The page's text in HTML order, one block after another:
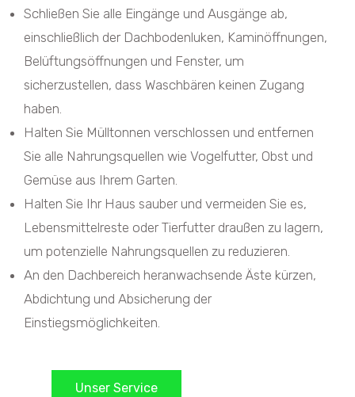
Schließen Sie alle Eingänge und Ausgänge ab,
einschließlich der Dachbodenluken, Kaminöffnungen,
Belüftungsöffnungen und Fenster, um
sicherzustellen, dass Waschbären keinen Zugang
haben.
Halten Sie Mülltonnen verschlossen und entfernen
Sie alle Nahrungsquellen wie Vogelfutter, Obst und
Gemüse aus Ihrem Garten.
Halten Sie Ihr Haus sauber und vermeiden Sie es,
Lebensmittelreste oder Tierfutter draußen zu lagern,
um potenzielle Nahrungsquellen zu reduzieren.
An den Dachbereich heranwachsende Äste kürzen,
Abdichtung und Absicherung der
Einstiegsmöglichkeiten.
Unser Service